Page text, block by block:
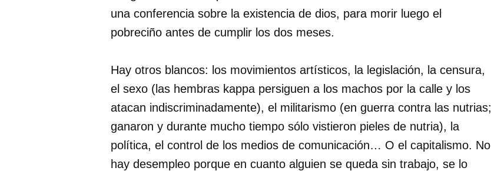
una conferencia sobre la existencia de dios, para morir luego el
pobreciño antes de cumplir los dos meses.
Hay otros blancos: los movimientos artísticos, la legislación, la censura,
el sexo (las hembras kappa persiguen a los machos por la calle y los
atacan indiscriminadamente), el militarismo (en guerra contra las nutrias;
ganaron y durante mucho tiempo sólo vistieron pieles de nutria), la
política, el control de los medios de comunicación… O el capitalismo. No
hay desempleo porque en cuanto alguien se queda sin trabajo, se lo